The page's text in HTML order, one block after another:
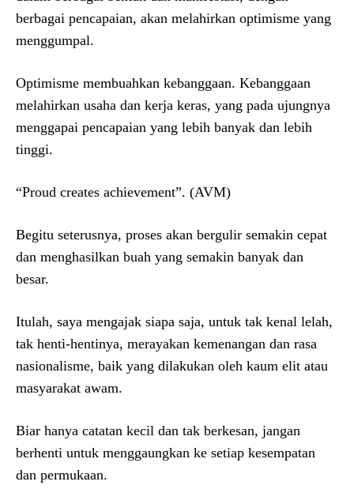
berbagai pencapaian, akan melahirkan optimisme yang
menggumpal.
Optimisme membuahkan kebanggaan. Kebanggaan
melahirkan usaha dan kerja keras, yang pada ujungnya
menggapai pencapaian yang lebih banyak dan lebih
tinggi.
“Proud creates achievement”. (AVM)
Begitu seterusnya, proses akan bergulir semakin cepat
dan menghasilkan buah yang semakin banyak dan
besar.
Itulah, saya mengajak siapa saja, untuk tak kenal lelah,
tak henti-hentinya, merayakan kemenangan dan rasa
nasionalisme, baik yang dilakukan oleh kaum elit atau
masyarakat awam.
Biar hanya catatan kecil dan tak berkesan, jangan
berhenti untuk menggaungkan ke setiap kesempatan
dan permukaan.